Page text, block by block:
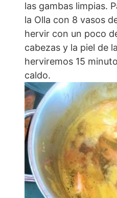
las gambas limpias.
la Olla con 8 vasos
hervir con un poco
cabezas y la piel de
herviremos 15
caldo.